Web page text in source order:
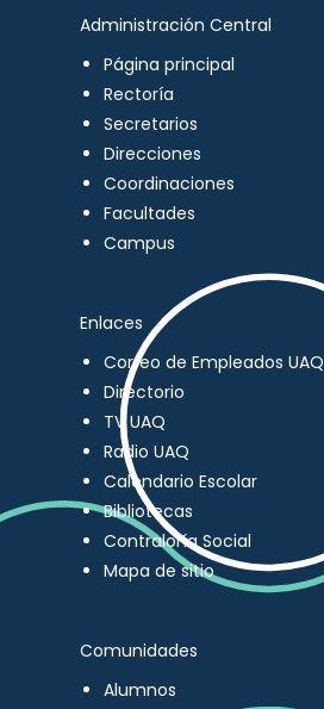
Administración Central
Página principal
Rectoría
Secretarios
Direcciones
Coordinaciones
Facultades
Campus
Enlaces
Correo de Empleados UAQ
Directorio
TV UAQ
Radio UAQ
Calendario Escolar
Bibliotecas
Contraloría Social
Mapa de sitio
Comunidades
Alumnos